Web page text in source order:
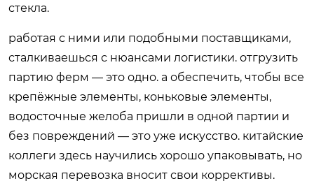
стекла.
работая с ними или подобными поставщиками,
сталкиваешься с нюансами логистики. отгрузить
партию ферм — это одно. а обеспечить, чтобы все
крепёжные элементы, коньковые элементы,
водосточные желоба пришли в одной партии и
без повреждений — это уже искусство. китайские
коллеги здесь научились хорошо упаковывать, но
морская перевозка вносит свои коррективы.